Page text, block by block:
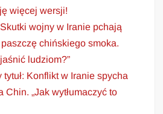
więcej wersji!
wojny w Iranie pchają
chińskiego smoka.
ludziom?”
Konflikt w Iranie spycha
Chin. „Jak wytłumaczyć to